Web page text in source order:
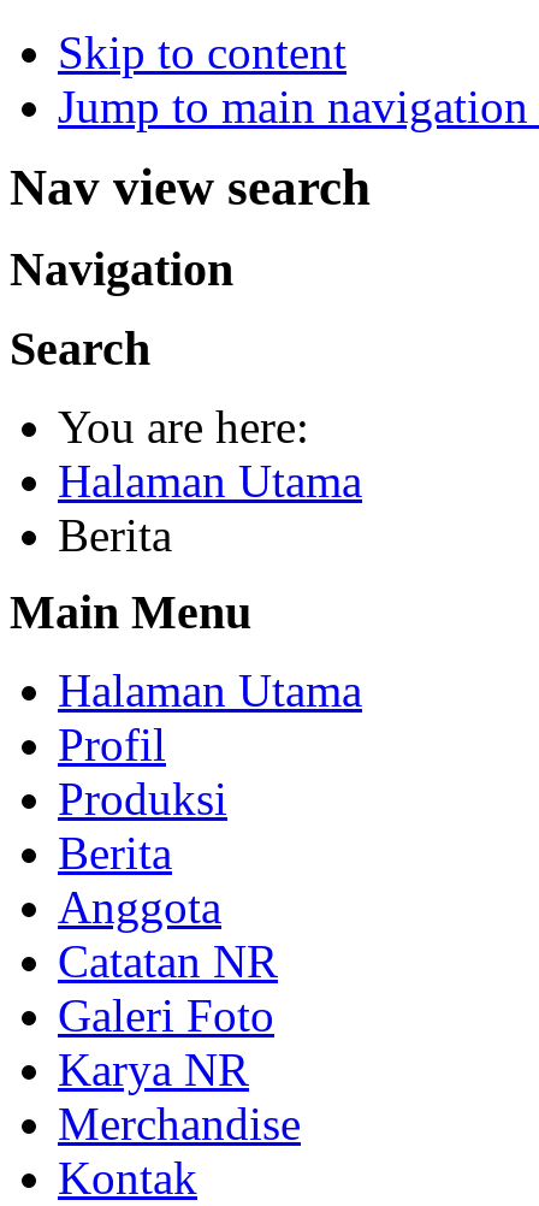
Skip to content
Jump to main
Nav view search
Navigation
Search
You are here:
Halaman Utama
Berita
Main Menu
Halaman Utama
Profil
Produksi
Berita
Anggota
Catatan NR
Galeri Foto
Karya NR
Merchandise
Kontak